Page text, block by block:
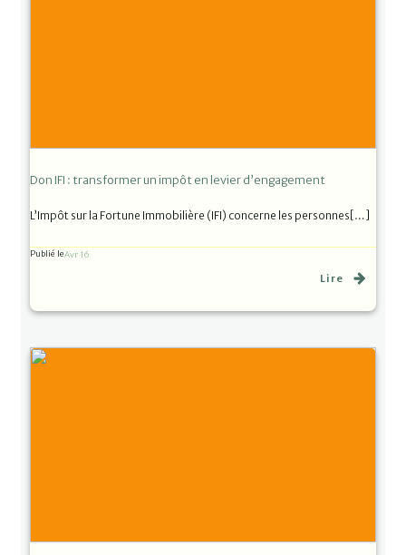
Don IFI : transformer un impôt en levier d’engagement
L’Impôt sur la Fortune Immobilière (IFI) concerne les personnes[…]
Publié leAvr 16
Lire